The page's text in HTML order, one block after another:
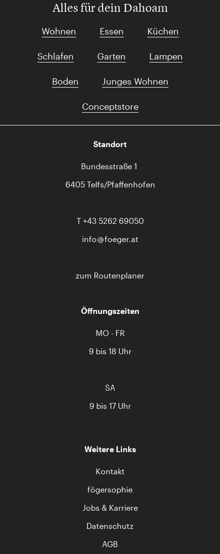
Alles für dein Dahoam
Wohnen Essen Küchen
Schlafen Garten Lampen
Boden Junges Wohnen
Conceptstore
Standort
Bundesstraße 1
6405 Telfs/Pfaffenhofen
T +43 5262 69050
info
foeger.at
zum Routenplaner
Öffnungszeiten
MO - FR
9 bis 18 Uhr
SA
9 bis 17 Uhr
Weitere Links
Kontakt
fögersophie
Jobs & Karriere
Datenschutz
AGB